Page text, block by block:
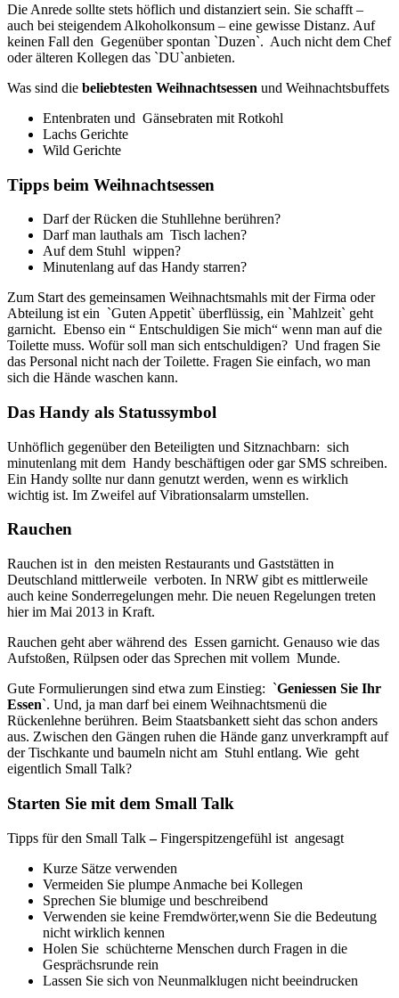
Die Anrede sollte stets höflich und distanziert sein. Sie schafft –
auch bei steigendem Alkoholkonsum – eine gewisse Distanz. Auf
keinen Fall den Gegenüber spontan `Duzen`. Auch nicht dem Chef
oder älteren Kollegen das `DU`anbieten.
Was sind die beliebtesten Weihnachtsessen und Weihnachtsbuffets
Entenbraten und Gänsebraten mit Rotkohl
Lachs Gerichte
Wild Gerichte
Tipps beim Weihnachtsessen
Darf der Rücken die Stuhllehne berühren?
Darf man lauthals am Tisch lachen?
Auf dem Stuhl wippen?
Minutenlang auf das Handy starren?
Zum Start des gemeinsamen Weihnachtsmahls mit der Firma oder
Abteilung ist ein `Guten Appetit` überflüssig, ein `Mahlzeit` geht
garnicht. Ebenso ein “ Entschuldigen Sie mich“ wenn man auf die
Toilette muss. Wofür soll man sich entschuldigen? Und fragen Sie
das Personal nicht nach der Toilette. Fragen Sie einfach, wo man
sich die Hände waschen kann.
Das Handy als Statussymbol
Unhöflich gegenüber den Beteiligten und Sitznachbarn: sich
minutenlang mit dem Handy beschäftigen oder gar SMS schreiben.
Ein Handy sollte nur dann genutzt werden, wenn es wirklich
wichtig ist. Im Zweifel auf Vibrationsalarm umstellen.
Rauchen
Rauchen ist in den meisten Restaurants und Gaststätten in
Deutschland mittlerweile verboten. In NRW gibt es mittlerweile
auch keine Sonderregelungen mehr. Die neuen Regelungen treten
hier im Mai 2013 in Kraft.
Rauchen geht aber während des Essen garnicht. Genauso wie das
Aufstoßen, Rülpsen oder das Sprechen mit vollem Munde.
Gute Formulierungen sind etwa zum Einstieg: `Geniessen Sie Ihr
Essen`. Und, ja man darf bei einem Weihnachtsmenü die
Rückenlehne berühren. Beim Staatsbankett sieht das schon anders
aus. Zwischen den Gängen ruhen die Hände ganz unverkrampft auf
der Tischkante und baumeln nicht am Stuhl entlang. Wie geht
eigentlich Small Talk?
Starten Sie mit dem Small Talk
Tipps für den Small Talk–Fingerspitzengefühl ist angesagt
Kurze Sätze verwenden
Vermeiden Sie plumpe Anmache bei Kollegen
Sprechen Sie blumige und beschreibend
Verwenden sie keine Fremdwörter,wenn Sie die Bedeutung
nicht wirklich kennen
Holen Sie schüchterne Menschen durch Fragen in die
Gesprächsrunde rein
Lassen Sie sich von Neunmalklugen nicht beeindrucken